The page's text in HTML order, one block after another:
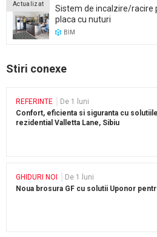
Actualizat
Sistem de incalzire/racire
placa cu nuturi
BIM
Stiri conexe
REFERINTE
De 1 luni
Confort, eficienta si siguranta cu
rezidential Valletta Lane, Sibiu
GHIDURI NOI
De 1 luni
Noua brosura GF cu solutii Uponor